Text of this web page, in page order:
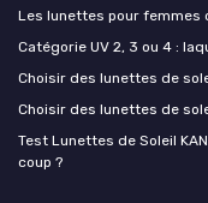
Les lunettes pour femmes
Catégorie UV 2, 3 ou 4 :
Choisir des lunettes de
Choisir des lunettes de
Test Lunettes de Soleil
coup ?